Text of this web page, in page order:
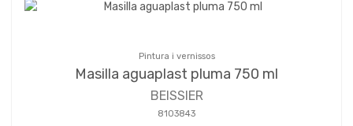
Pintura i vernissos
Masilla aguaplast pluma 750 ml
BEISSIER
8103843